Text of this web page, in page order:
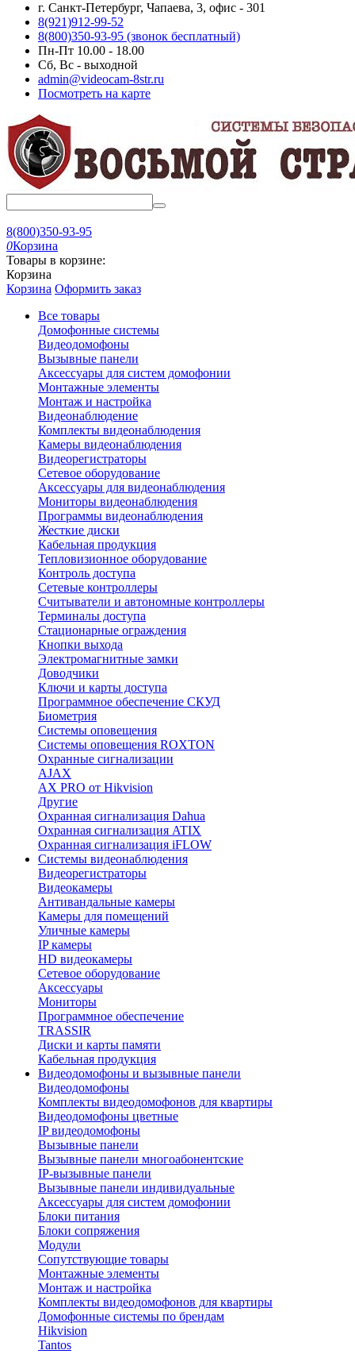
г. Санкт-Петербург, Чапаева, 3, офис - 301
8(921)912-99-52
8(800)350-93-95 (звонок бесплатный)
Пн-Пт 10.00 - 18.00
Сб, Вс - выходной
admin@videocam-8str.ru
Посмотреть на карте
8(800)350-93-95
0Корзина
Товары в корзине:
Корзина
Корзина Оформить заказ
Все товары
Домофонные системы
Видеодомофоны
Вызывные панели
Аксессуары для систем домофонии
Монтажные элементы
Монтаж и настройка
Видеонаблюдение
Комплекты видеонаблюдения
Камеры видеонаблюдения
Видеорегистраторы
Сетевое оборудование
Аксессуары для видеонаблюдения
Мониторы видеонаблюдения
Программы видеонаблюдения
Жесткие диски
Кабельная продукция
Тепловизионное оборудование
Контроль доступа
Сетевые контроллеры
Считыватели и автономные контроллеры
Терминалы доступа
Стационарные ограждения
Кнопки выхода
Электромагнитные замки
Доводчики
Ключи и карты доступа
Программное обеспечение СКУД
Биометрия
Системы оповещения
Системы оповещения ROXTON
Охранные сигнализации
AJAX
AX PRO от Hikvision
Другие
Охранная сигнализация Dahua
Охранная сигнализация ATIX
Охранная сигнализация iFLOW
Системы видеонаблюдения
Видеорегистраторы
Видеокамеры
Антивандальные камеры
Камеры для помещений
Уличные камеры
IP камеры
HD видеокамеры
Сетевое оборудование
Аксессуары
Мониторы
Программное обеспечение
TRASSIR
Диски и карты памяти
Кабельная продукция
Видеодомофоны и вызывные панели
Видеодомофоны
Комплекты видеодомофонов для квартиры
Видеодомофоны цветные
IP видеодомофоны
Вызывные панели
Вызывные панели многоабонентские
IP-вызывные панели
Вызывные панели индивидуальные
Аксессуары для систем домофонии
Блоки питания
Блоки сопряжения
Модули
Сопутствующие товары
Монтажные элементы
Монтаж и настройка
Комплекты видеодомофонов для квартиры
Домофонные системы по брендам
Hikvision
Tantos